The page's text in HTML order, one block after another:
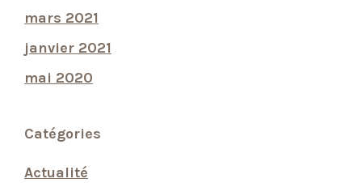
mars 2021
janvier 2021
mai 2020
Catégories
Actualité